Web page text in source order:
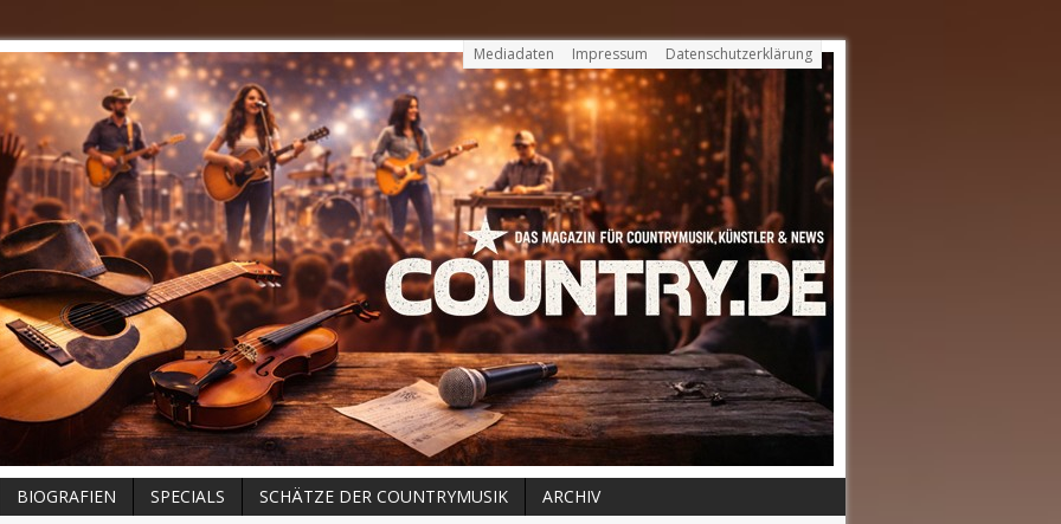
Mediadaten Impressum Datenschutzerklärung
BIOGRAFIEN SPECIALS SCHÄTZE DER COUNTRYMUSIK
ARCHIV